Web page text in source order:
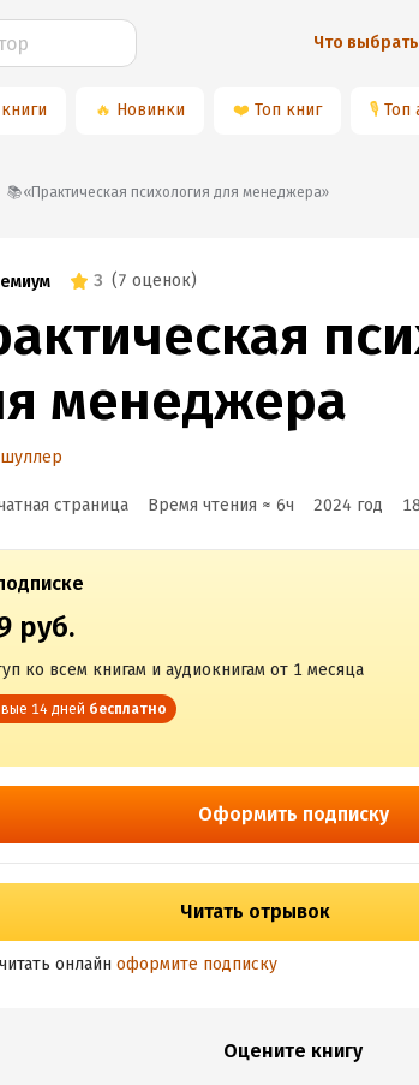
Что выбрать
🔥 Новинки ❤️ Топ книг 🎙 Топ
📚«Практическая психология для менеджера»
3 (7 оценок)
менеджера
страница Время чтения ≈ 6ч 2024 год 18
руб.
ко всем книгам и аудиокнигам от 1 месяца
14 дней бесплатно
Оформить подписку
Читать отрывок
онлайн оформите подписку
Оцените книгу